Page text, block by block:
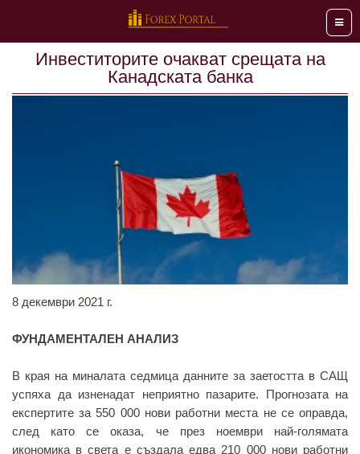
Меню
Инвеститорите очакват срещата на
Канадската банка
8 декември 2021 г.
ФУНДАМЕНТАЛЕН АНАЛИЗ
В края на миналата седмица данните за заетостта в САЩ
успяха да изненадат неприятно пазарите. Прогнозата на
експертите за 550 000 нови работни места не се оправда,
след като се оказа, че през ноември най-голямата
икономика в света е създала едва 210 000 нови работни